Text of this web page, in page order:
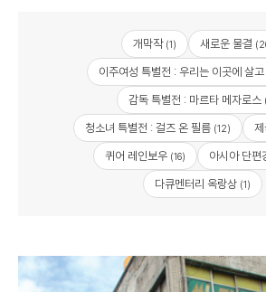
개막작(1) 새로운 물결
이주여성 특별전 : 우리는 이곳에 살고
감독 특별전 : 마르타 메자로스
청소녀 특별전 : 걸즈 온 필름(12)
퀴어 레인보우 (16) 아시아 단편
다큐멘터리 옥랑상 (1)